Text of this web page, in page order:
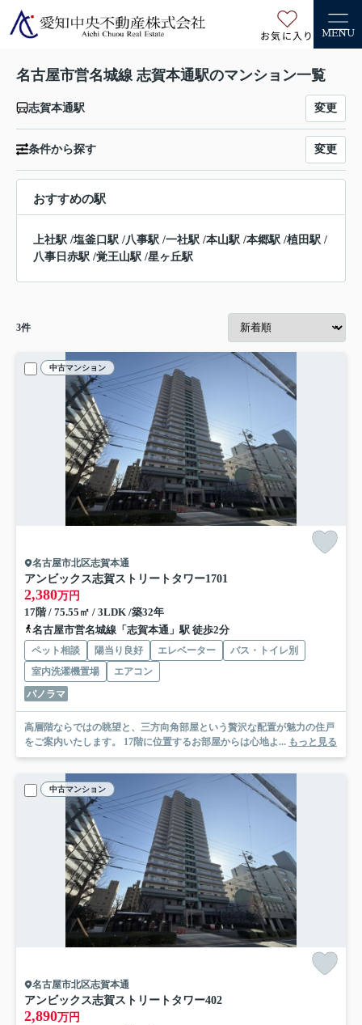
お気に入り MENU
名古屋市営名城線 志賀本通駅のマンション一覧
志賀本通駅 変更
条件から探す 変更
おすすめの駅
上社駅 /塩釜口駅 /八事駅 /一社駅 /本山駅 /本郷駅 /植田駅 /
八事日赤駅 /覚王山駅 /星ヶ丘駅
3件
中古マンション
名古屋市北区志賀本通
アンビックス志賀ストリートタワー1701
2,380万円
17階 / 75.55㎡ / 3LDK /築32年
名古屋市営名城線「志賀本通」駅 徒歩2分
ペット相談 陽当り良好 エレベーター
バス・トイレ別
室内洗濯機置場
エアコン
パノラマ
高層階ならではの眺望と、三方向角部屋という贅沢な配置が魅力の住戸
をご案内いたします。 17階に位置するお部屋からは心地よ... もっと見る
中古マンション
名古屋市北区志賀本通
アンビックス志賀ストリートタワー402
2,890万円